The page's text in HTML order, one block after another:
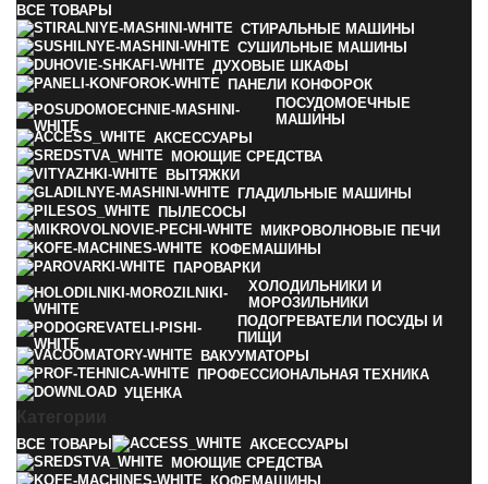
ВСЕ ТОВАРЫ
СТИРАЛЬНЫЕ МАШИНЫ
СУШИЛЬНЫЕ МАШИНЫ
ДУХОВЫЕ ШКАФЫ
ПАНЕЛИ КОНФОРОК
ПОСУДОМОЕЧНЫЕ
МАШИНЫ
АКСЕССУАРЫ
МОЮЩИЕ СРЕДСТВА
ВЫТЯЖКИ
ГЛАДИЛЬНЫЕ МАШИНЫ
ПЫЛЕСОСЫ
МИКРОВОЛНОВЫЕ ПЕЧИ
КОФЕМАШИНЫ
ПАРОВАРКИ
ХОЛОДИЛЬНИКИ И
МОРОЗИЛЬНИКИ
ПОДОГРЕВАТЕЛИ ПОСУДЫ И
ПИЩИ
ВАКУУМАТОРЫ
ПРОФЕССИОНАЛЬНАЯ ТЕХНИКА
УЦЕНКА
Категории
ВСЕ ТОВАРЫ
АКСЕССУАРЫ
МОЮЩИЕ СРЕДСТВА